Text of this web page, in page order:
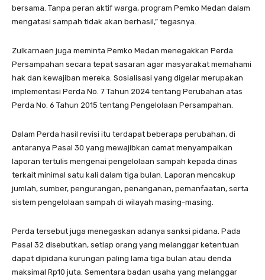
bersama. Tanpa peran aktif warga, program Pemko Medan dalam
mengatasi sampah tidak akan berhasil,” tegasnya.
Zulkarnaen juga meminta Pemko Medan menegakkan Perda
Persampahan secara tepat sasaran agar masyarakat memahami
hak dan kewajiban mereka. Sosialisasi yang digelar merupakan
implementasi Perda No. 7 Tahun 2024 tentang Perubahan atas
Perda No. 6 Tahun 2015 tentang Pengelolaan Persampahan.
Dalam Perda hasil revisi itu terdapat beberapa perubahan, di
antaranya Pasal 30 yang mewajibkan camat menyampaikan
laporan tertulis mengenai pengelolaan sampah kepada dinas
terkait minimal satu kali dalam tiga bulan. Laporan mencakup
jumlah, sumber, pengurangan, penanganan, pemanfaatan, serta
sistem pengelolaan sampah di wilayah masing-masing.
Perda tersebut juga menegaskan adanya sanksi pidana. Pada
Pasal 32 disebutkan, setiap orang yang melanggar ketentuan
dapat dipidana kurungan paling lama tiga bulan atau denda
maksimal Rp10 juta. Sementara badan usaha yang melanggar